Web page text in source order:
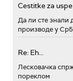
Cestitke za
Да ли сте знали
производе у
Re: Eh...
Лесковачка
пореклом